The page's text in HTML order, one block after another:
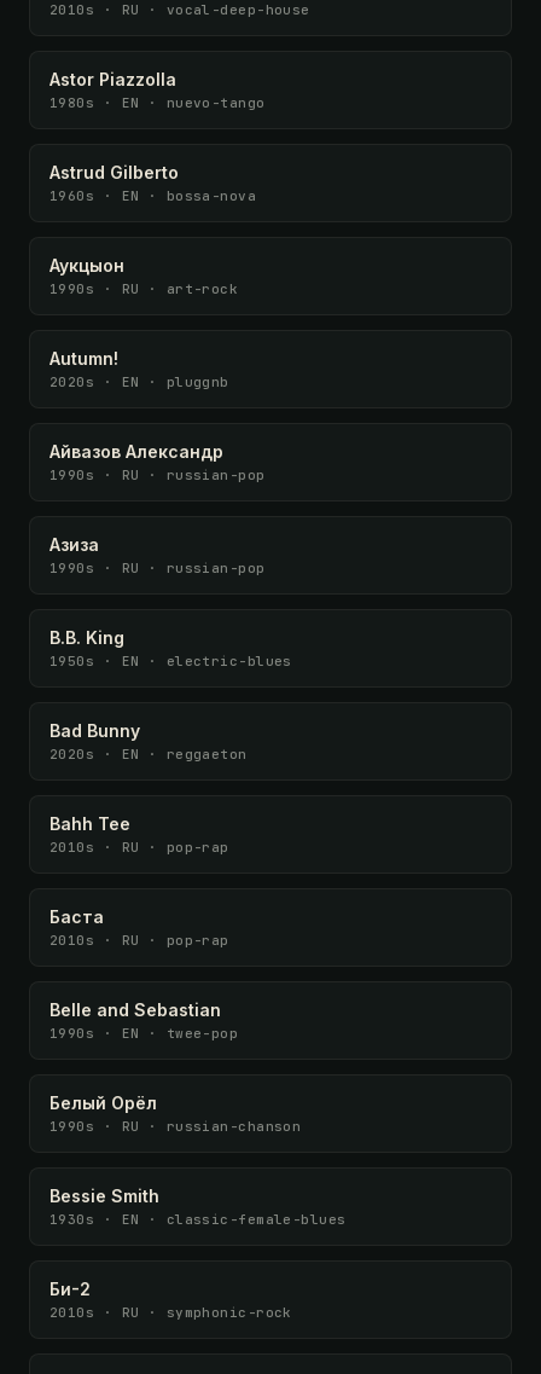
2010s · RU · vocal-deep-house
Astor Piazzolla
1980s · EN · nuevo-tango
Astrud Gilberto
1960s · EN · bossa-nova
Аукцыон
1990s · RU · art-rock
Autumn!
2020s · EN · pluggnb
Айвазов Александр
1990s · RU · russian-pop
Азиза
1990s · RU · russian-pop
B.B. King
1950s · EN · electric-blues
Bad Bunny
2020s · EN · reggaeton
Bahh Tee
2010s · RU · pop-rap
Баста
2010s · RU · pop-rap
Belle and Sebastian
1990s · EN · twee-pop
Белый Орёл
1990s · RU · russian-chanson
Bessie Smith
1930s · EN · classic-female-blues
Би-2
2010s · RU · symphonic-rock